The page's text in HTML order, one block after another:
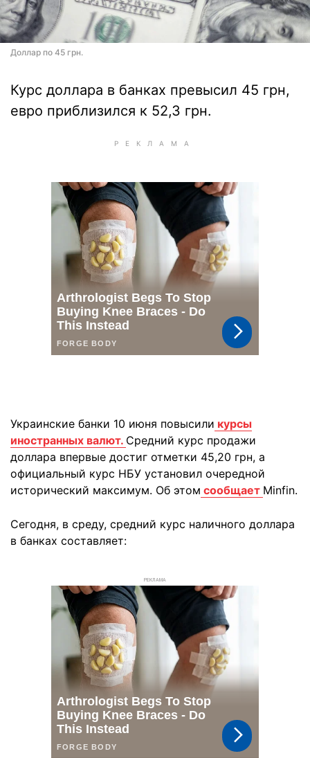
Доллар по 45 грн.
Курс доллара в банках превысил 45 грн,
евро приблизился к 52,3 грн.
Украинские банки 10 июня повысили курсы
иностранных валют. Средний курс продажи
доллара впервые достиг отметки 45,20 грн, а
официальный курс НБУ установил очередной
исторический максимум. Об этом сообщает Minfin.
Сегодня, в среду, средний курс наличного доллара
в банках составляет:
РЕКЛАМА